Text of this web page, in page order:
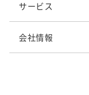
サービス
会社情報